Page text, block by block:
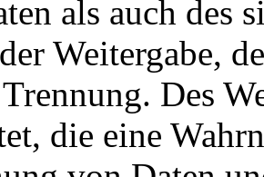
als auch des
Weitergabe,
Des
die eine